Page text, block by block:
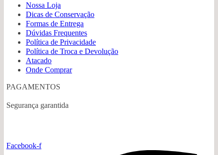
Nossa Loja
Dicas de Conservação
Formas de Entrega
Dúvidas Frequentes
Política de Privacidade
Política de Troca e Devolução
Atacado
Onde Comprar
PAGAMENTOS
Segurança garantida
Facebook-f